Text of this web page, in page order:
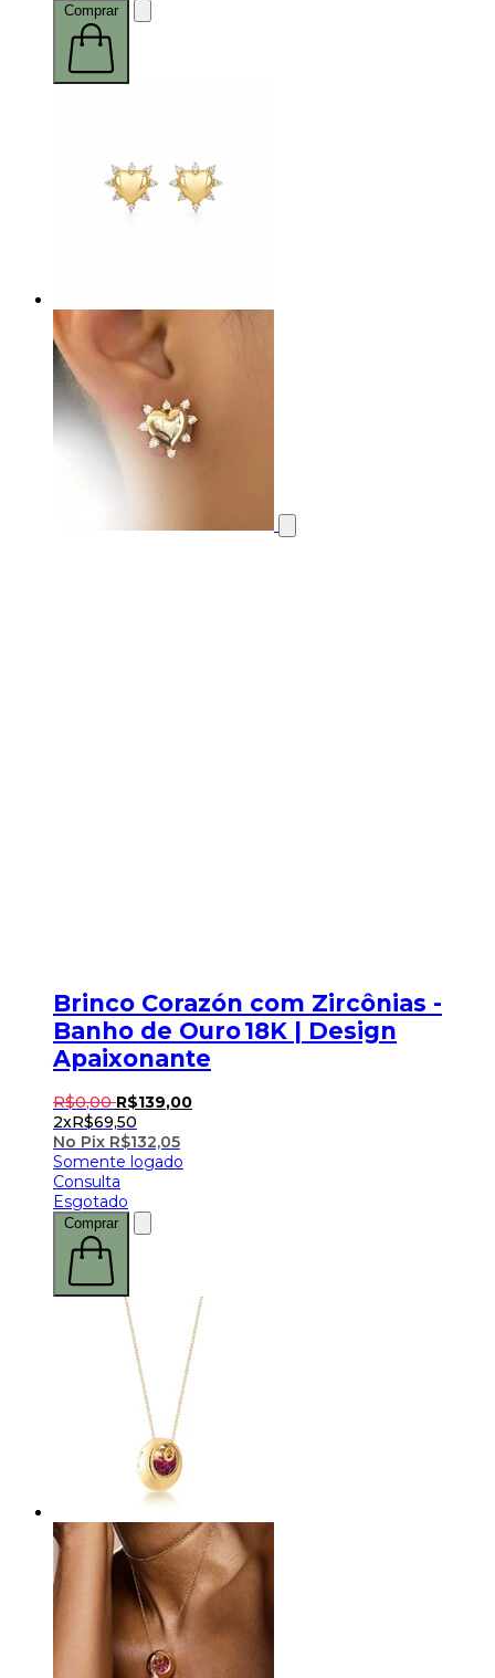
Comprar
Brinco Corazón com Zircônias -
Banho de Ouro 18K | Design
Apaixonante
R$0,00 R$139,00
2xR$69,50
No Pix R$132,05
Somente logado
Consulta
Esgotado
Comprar